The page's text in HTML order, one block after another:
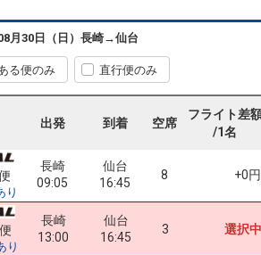
月30日（日） 長崎→仙台
る便のみ 直行便のみ
出発 到着 空席
フライト差
/1名
り
長崎
09:05
仙台
12:15
長崎
仙台
+0円
+2,500円
り
長崎
09:05
仙台
16:45
8 +0円
り
長崎
13:00
仙台
16:45
3 選択中